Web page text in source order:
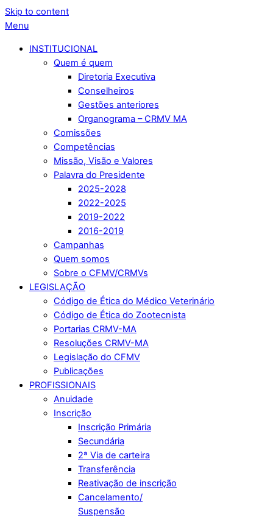
Skip to content
Menu
INSTITUCIONAL
Quem é quem
Diretoria Executiva
Conselheiros
Gestões anteriores
Organograma – CRMV MA
Comissões
Competências
Missão, Visão e Valores
Palavra do Presidente
2025-2028
2022-2025
2019-2022
2016-2019
Campanhas
Quem somos
Sobre o CFMV/CRMVs
LEGISLAÇÃO
Código de Ética do Médico Veterinário
Código de Ética do Zootecnista
Portarias CRMV-MA
Resoluções CRMV-MA
Legislação do CFMV
Publicações
PROFISSIONAIS
Anuidade
Inscrição
Inscrição Primária
Secundária
2ª Via de carteira
Transferência
Reativação de inscrição
Cancelamento/
Suspensão